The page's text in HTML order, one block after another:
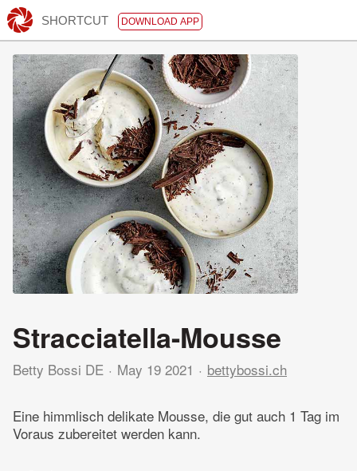
SHORTCUT DOWNLOAD APP
Stracciatella-Mousse
Betty Bossi DE May 19 2021 bettybossi.ch
Eine himmlisch delikate Mousse, die gut auch 1 Tag im
Voraus zubereitet werden kann.